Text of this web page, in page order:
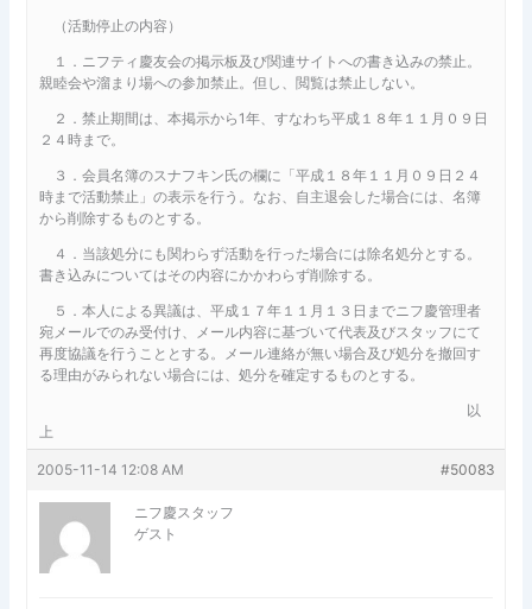
（活動停止の内容）
１．ニフティ慶友会の掲示板及び関連サイトへの書き込みの禁止。
親睦会や溜まり場への参加禁止。但し、閲覧は禁止しない。
２．禁止期間は、本掲示から1年、すなわち平成１８年１１月０９日
２４時まで。
３．会員名簿のスナフキン氏の欄に「平成１８年１１月０９日２４
時まで活動禁止」の表示を行う。なお、自主退会した場合には、名簿
から削除するものとする。
４．当該処分にも関わらず活動を行った場合には除名処分とする。
書き込みについてはその内容にかかわらず削除する。
５．本人による異議は、平成１７年１１月１３日までニフ慶管理者
宛メールでのみ受付け、メール内容に基づいて代表及びスタッフにて
再度協議を行うこととする。メール連絡が無い場合及び処分を撤回す
る理由がみられない場合には、処分を確定するものとする。
以
上
2005-11-14 12:08 AM #50083
ニフ慶スタッフ
ゲスト